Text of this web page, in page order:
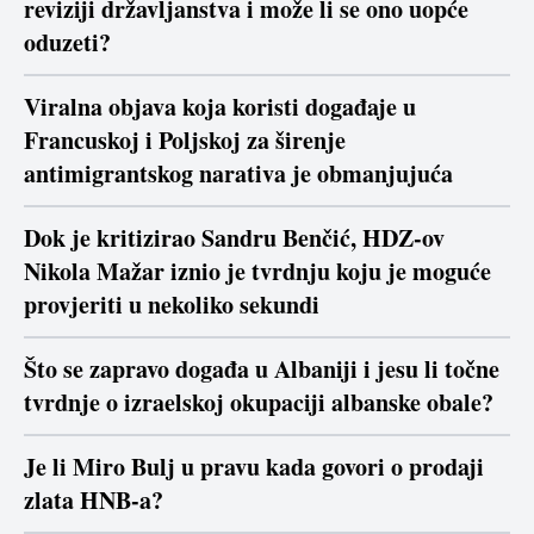
reviziji državljanstva i može li se ono uopće
oduzeti?
Viralna objava koja koristi događaje u
Francuskoj i Poljskoj za širenje
antimigrantskog narativa je obmanjujuća
Dok je kritizirao Sandru Benčić, HDZ-ov
Nikola Mažar iznio je tvrdnju koju je moguće
provjeriti u nekoliko sekundi
Što se zapravo događa u Albaniji i jesu li točne
tvrdnje o izraelskoj okupaciji albanske obale?
Je li Miro Bulj u pravu kada govori o prodaji
zlata HNB-a?